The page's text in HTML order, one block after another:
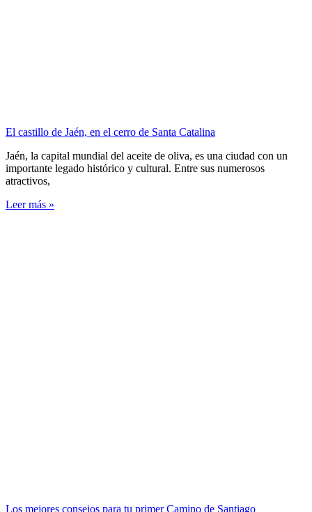
El castillo de Jaén, en el cerro de Santa Catalina
Jaén, la capital mundial del aceite de oliva, es una ciudad con un
importante legado histórico y cultural. Entre sus numerosos
atractivos,
Leer más »
Los mejores consejos para tu primer Camino de Santiago